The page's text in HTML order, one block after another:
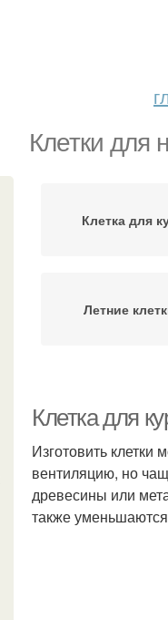
Клетки для
Клетка для
Летние
количество
Автоматические
Клетка для
Изготовить
вентиляцию, но
древесины или
также